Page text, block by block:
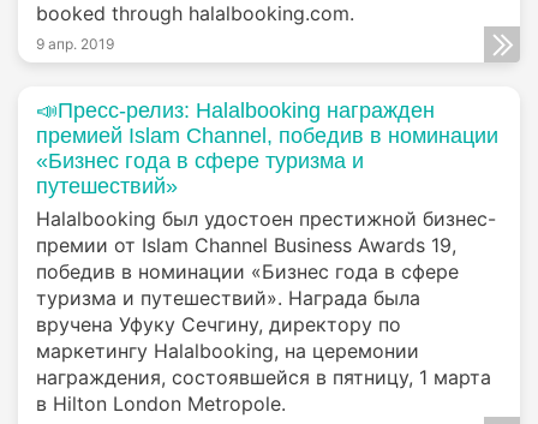
booked through halalbooking.com.
9 апр. 2019
📣Пресс-релиз: Halalbooking награжден
премией Islam Channel, победив в номинации
«Бизнес года в сфере туризма и
путешествий»
Halalbooking был удостоен престижной бизнес-
премии от Islam Channel Business Awards 19,
победив в номинации «Бизнес года в сфере
туризма и путешествий». Награда была
вручена Уфуку Сечгину, директору по
маркетингу Halalbooking, на церемонии
награждения, состоявшейся в пятницу, 1 марта
в Hilton London Metropole.